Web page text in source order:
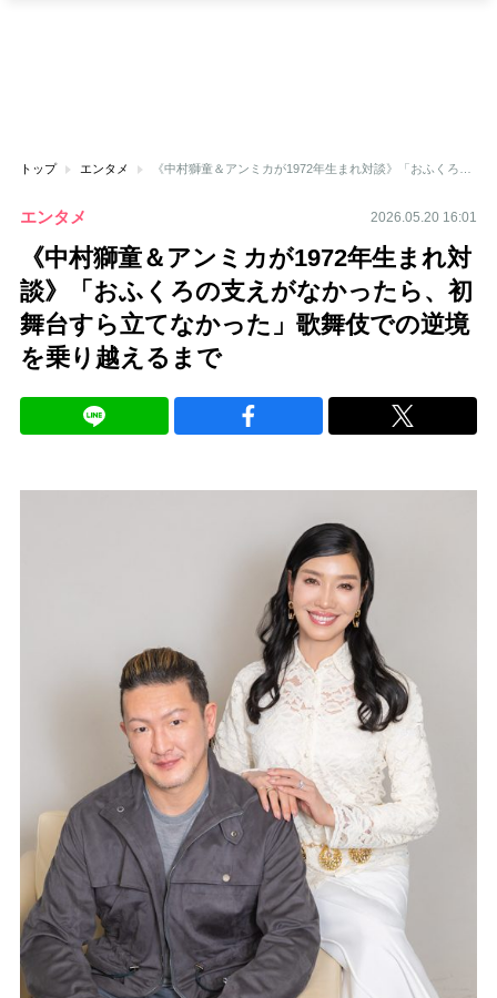
トップ エンタメ
エンタメ 2026.05.20 16:01
《中村獅童＆アンミカが1972年生まれ対
談》「おふくろの支えがなかったら、初
舞台すら立てなかった」歌舞伎での逆境
を乗り越えるまで